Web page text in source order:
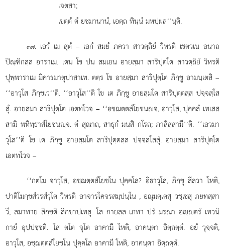
เจตสา;
เขตฺตํ ตํ ยชมานานํ, เอตฺถ ทินฺนํ มหปฺผล’’นฺติ.
๓๗. เอวํ เม สุตํ – เอกํ สมยํ ภควา สาวตฺถิยํ วิหรติ เชตวเน อนาถ
ปิณฺฑิกสฺส อาราเม. เตน โข ปน สมเยน อายสฺมา สาริปุตฺโต สาวตฺถิยํ วิหรติ
ปุพฺพาราเมมิคารมาตุปาสาเท. ตตฺร โข อายสฺมา สาริปุตฺโต ภิกฺขู อามนฺเตสิ –
‘‘อาวุโส ภิกฺขเว’’ติ. ‘‘อาวุโส’’ติ โข เต ภิกฺขู อายสฺมโต สาริปุตฺตสฺส ปจฺจสฺโส
สุํ. อายสฺมา สาริปุตฺโต เอตทโวจ – ‘‘อชฺฌตฺตสํโยชนฺจ, อาวุโส, ปุคฺคลํ เทเสสฺ
สามิ พหิทฺธาสํโยชนฺจ. ตํ สุณาถ, สาธุกํ มนสิ กโรถ; ภาสิสฺสามี’’ติ. ‘‘เอวมา
วุโส’’ติโข เต ภิกฺขู อายสฺมโต สาริปุตฺตสฺส ปจฺจสฺโสสุํ. อายสฺมา สาริปุตฺโต
เอตทโวจ –
‘‘กตโม จาวุโส, อชฺฌตฺตสํโยชโน ปุคฺคโล? อิธาวุโส, ภิกฺขุ สีลวา โหติ,
ปาติโมกฺขสํวรสํวุโต วิหรติ อาจารโคจรสมฺปนฺโน , อณุมตฺเตสุ วชฺเชสุ ภยทสฺสา
วี, สมาทาย สิกฺขติ สิกฺขาปเทสุ. โส กายสฺส เภทา ปรํ มรณา อฺตรํ เทวนิ
กายํ อุปปชฺชติ. โส ตโต จุโต อาคามี โหติ, อาคนฺตา อิตฺถตฺตํ. อยํ วุจฺจติ,
อาวุโส, อชฺฌตฺตสํโยชโน ปุคฺคโล อาคามี โหติ, อาคนฺตา อิตฺถตฺตํ.